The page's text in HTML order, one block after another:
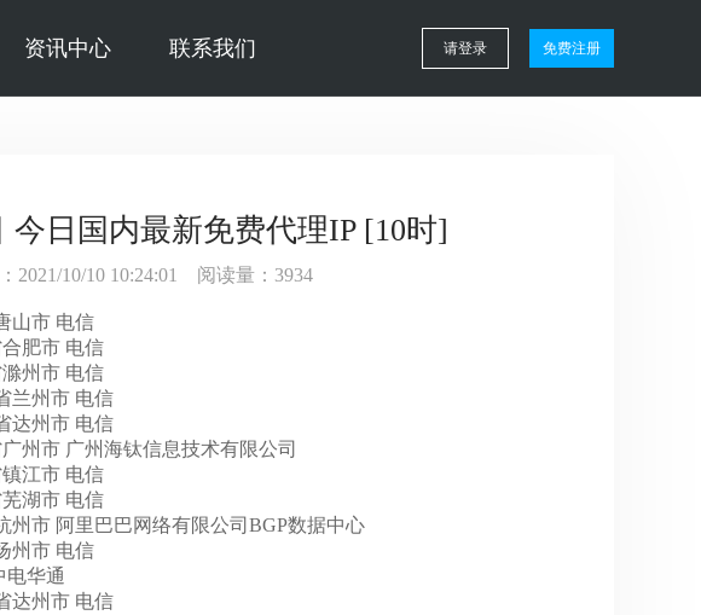
资讯中心 联系我们 请登录 免费注册
今日国内最新免费代理IP [10时]
2021/10/10 10:24:01 阅读量：3934
山市 电信
合肥市 电信
滁州市 电信
兰州市 电信
达州市 电信
州市 广州海钛信息技术有限公司
镇江市 电信
芜湖市 电信
州市 阿里巴巴网络有限公司BGP数据中心
州市 电信
电华通
达州市 电信